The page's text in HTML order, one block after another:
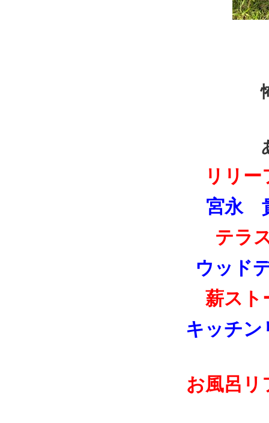
リリ
宮永
テラ
ウッド
薪スト
キッチン
お風呂リ